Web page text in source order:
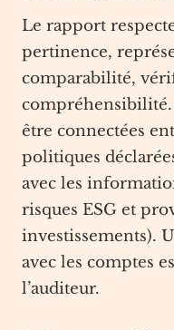
Le rapport
pertinence,
comparabilité,
être connectées
politiques
avec les
risques ESG et
investissements).
avec les comptes
l’auditeur.